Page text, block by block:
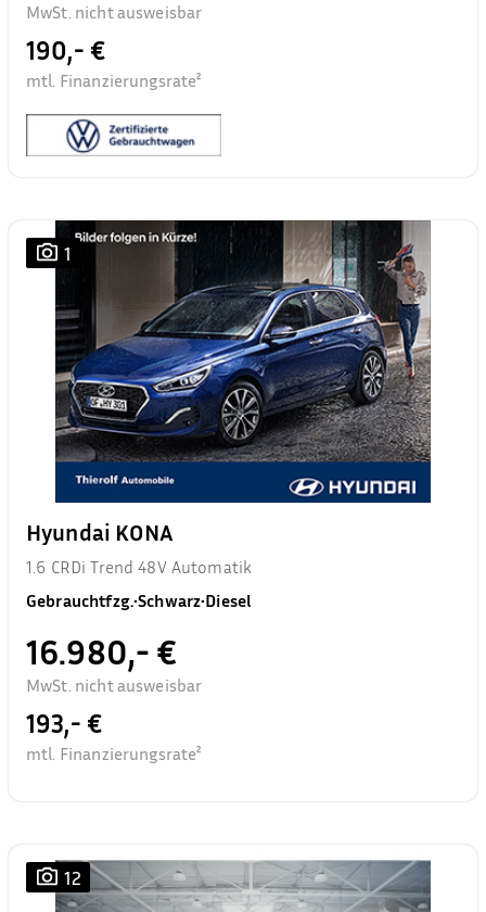
MwSt. nicht ausweisbar
190,- €
mtl. Finanzierungsrate²
1
Hyundai KONA
1.6 CRDi Trend 48V Automatik
Gebrauchtfzg.•Schwarz•Diesel
16.980,- €
MwSt. nicht ausweisbar
193,- €
mtl. Finanzierungsrate²
12